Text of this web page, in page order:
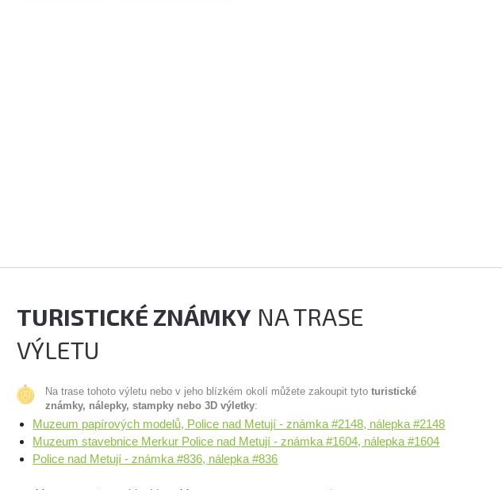
TURISTICKÉ ZNÁMKY NA TRASE
VÝLETU
Na trase tohoto výletu nebo v jeho blízkém okolí můžete zakoupit tytoturistické
známky, nálepky, stampky nebo 3D výletky:
Muzeum papírových modelů, Police nad Metují - známka #2148, nálepka #2148
Muzeum stavebnice Merkur Police nad Metují - známka #1604, nálepka #1604
Police nad Metují - známka #836, nálepka #836